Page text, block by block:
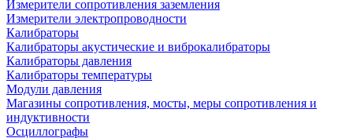
Измерители сопротивления заземления
Измерители электропроводности
Калибраторы
Калибраторы акустические и виброкалибраторы
Калибраторы давления
Калибраторы температуры
Модули давления
Магазины сопротивления, мосты, меры сопротивления и
индуктивности
Осциллографы